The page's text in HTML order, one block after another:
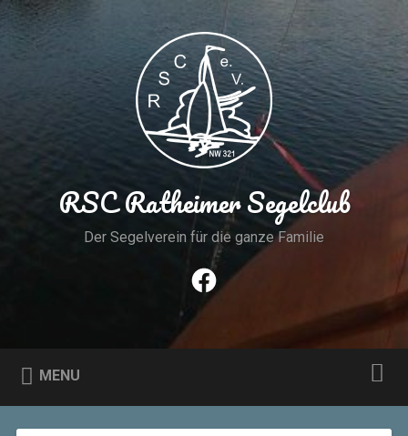
Skip
to
content
Search
RSC Ratheimer Segelclub
Der Segelverein für die ganze Familie
Facebook
MENU